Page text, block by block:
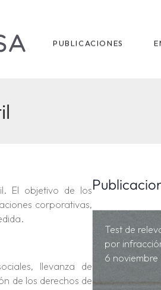
PUBLICACIONES
El objetivo de los
corporativas,
llevanza de
de los derechos de
Test de
por
6 noviembre